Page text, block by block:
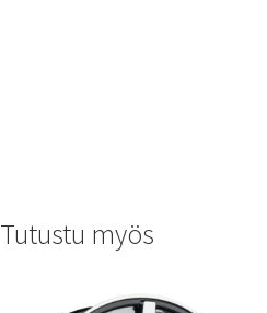
Tutustu myös